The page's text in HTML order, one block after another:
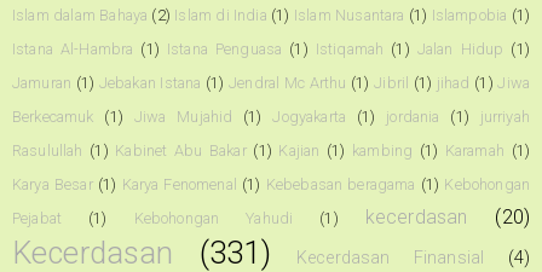
Islam dalam Bahaya (2) Islam di India (1) Islam Nusantara (1) Islampobia (1)
Istana Al-Hambra (1) Istana Penguasa (1) Istiqamah (1) Jalan Hidup (1)
Jamuran (1) Jebakan Istana (1) Jendral Mc Arthu (1) Jibril (1) jihad (1) Jiwa
Berkecamuk
(1) Jiwa Mujahid (1) Jogyakarta (1) jordania (1)
jurriyah
Rasulullah (1) Kabinet Abu Bakar (1) Kajian (1) kambing (1) Karamah (1)
Karya Besar (1) Karya Fenomenal (1) Kebebasan beragama (1) Kebohongan
Pejabat
(1) Kebohongan Yahudi (1) kecerdasan (20)
Kecerdasan (331) Kecerdasan Finansial (4)